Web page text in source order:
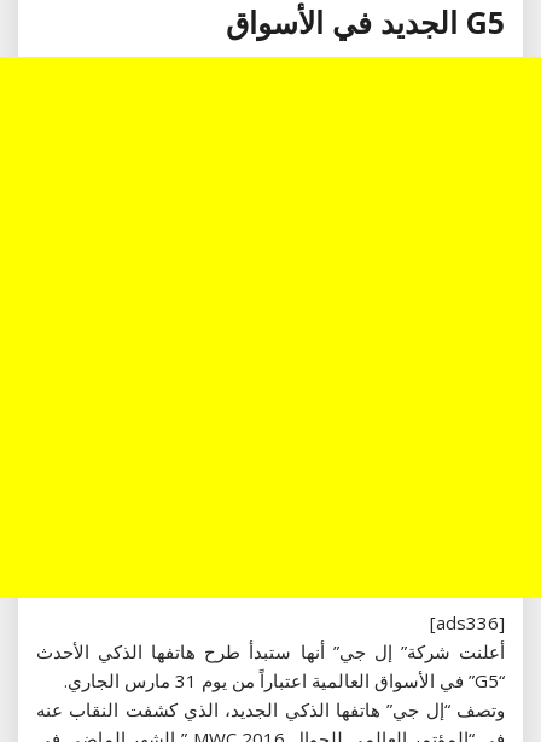
G5 الجديد في الأسواق
[ads336]
أعلنت شركة” إل جي” أنها ستبدأ طرح هاتفها الذكي الأحدث
“G5” في الأسواق العالمية اعتباراً من يوم 31 مارس الجاري.
وتصف “إل جي” هاتفها الذكي الجديد، الذي كشفت النقاب عنه